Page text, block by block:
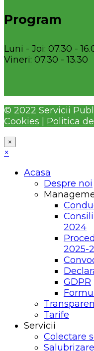
Program
Luni - Joi: 07.30 -
Vineri: 07.30 - 13.30
© 2022 Servicii
Cookies
Politica
×
×
Acasa
Despre noi
2024
2025-
GDPR
Tarife
Servicii
Colectare